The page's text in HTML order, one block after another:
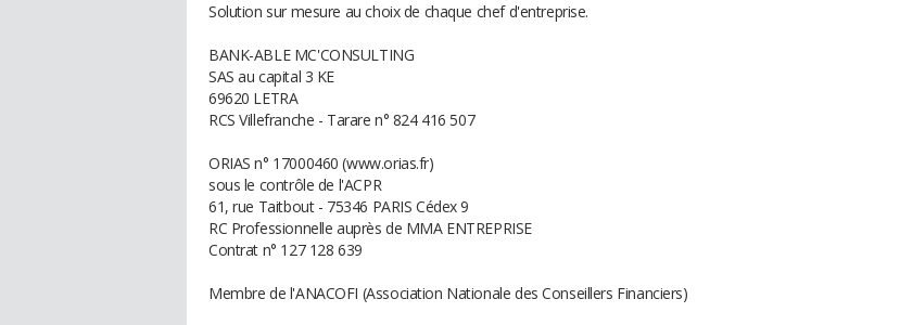
Solution sur mesure au choix de chaque chef d'entreprise.
BANK-ABLE MC'CONSULTING
SAS au capital 3 KE
69620 LETRA
RCS Villefranche - Tarare n° 824 416 507
ORIAS n° 17000460 (www.orias.fr)
sous le contrôle de l'ACPR
61, rue Taitbout - 75346 PARIS Cédex 9
RC Professionnelle auprès de MMA ENTREPRISE
Contrat n° 127 128 639
Membre de l'ANACOFI (Association Nationale des Conseillers Financiers)